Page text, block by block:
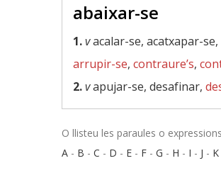
abaixar-se
1.vacalar-se, acatxapar-se,
arrupir-se, contraure’s,
2.vapujar-se, desafinar,
O llisteu les paraules o
A - B - C - D - E - F - G - H - I - J - K